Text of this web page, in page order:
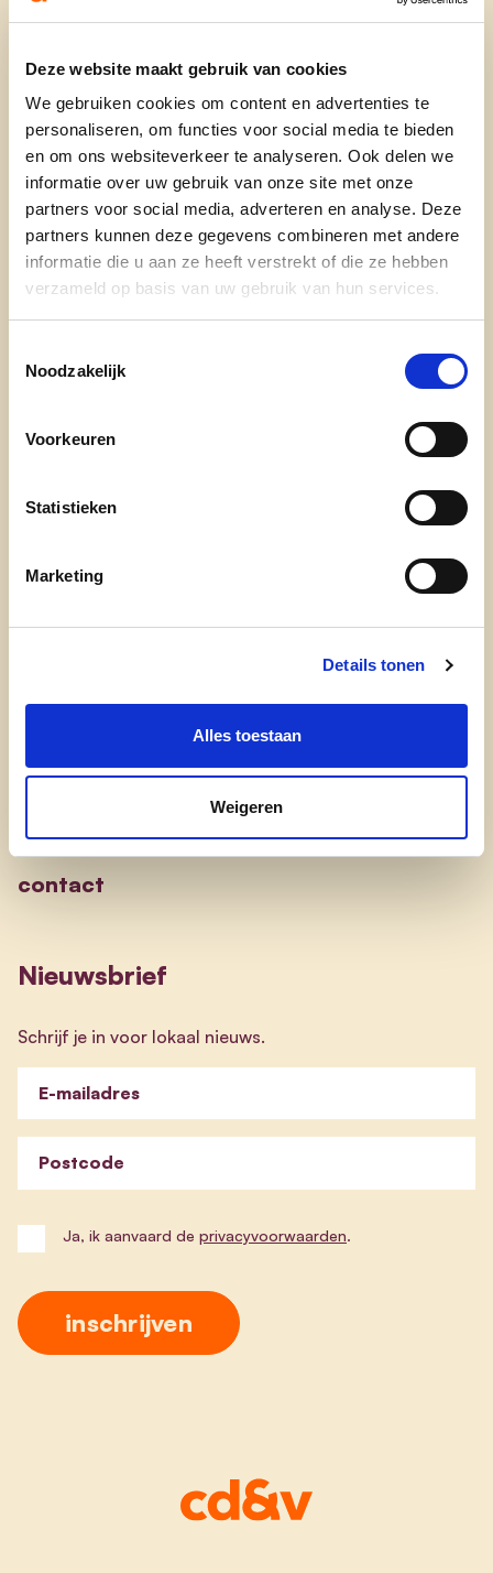
Deze website maakt gebruik van cookies
We gebruiken cookies om content en advertenties te
personaliseren, om functies voor social media te bieden
en om ons websiteverkeer te analyseren. Ook delen we
informatie over uw gebruik van onze site met onze
partners voor social media, adverteren en analyse. Deze
partners kunnen deze gegevens combineren met andere
informatie die u aan ze heeft verstrekt of die ze hebben
verzameld op basis van uw gebruik van hun services.
Noodzakelijk
Voorkeuren
Statistieken
Marketing
Details tonen
Alles toestaan
Weigeren
meidoornhagen uit te voeren. Dit baart
een waardplant is voor bacterievuur dat
een ernstige bedreiging vormt voor onze
lokale fruitteelt.
lees meer
BIODIVERSITEIT FRUITTEELT MEIDOORNHAGEN
Ontdek
waarom cd&v
doe mee
contact
Nieuwsbrief
Schrijf je in voor lokaal nieuws.
E-mailadres
Postcode
Ja, ik aanvaard de privacyvoorwaarden.